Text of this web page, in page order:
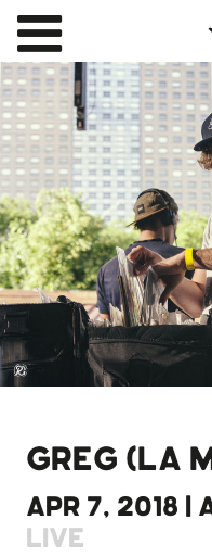
GREG (LA
APR 7, 2018 |
LIVE